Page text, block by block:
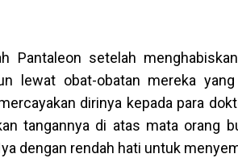
Pantaleon setelah
lewat obat-obatan mereka yang
dirinya kepada para
tangannya di atas mata orang
dengan rendah hati untuk